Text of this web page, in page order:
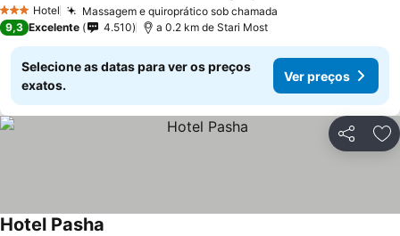
3 EstrelasHotel Massagem e quiroprático sob chamada
9,3 Excelente 4.510 a 0.2 km de Stari Most
Selecione as datas para ver os preços
exatos.
Ver preços
Partilhar
Hotel Pasha